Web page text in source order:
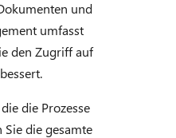
und
umfasst
den Zugriff auf
die Prozesse
die gesamte